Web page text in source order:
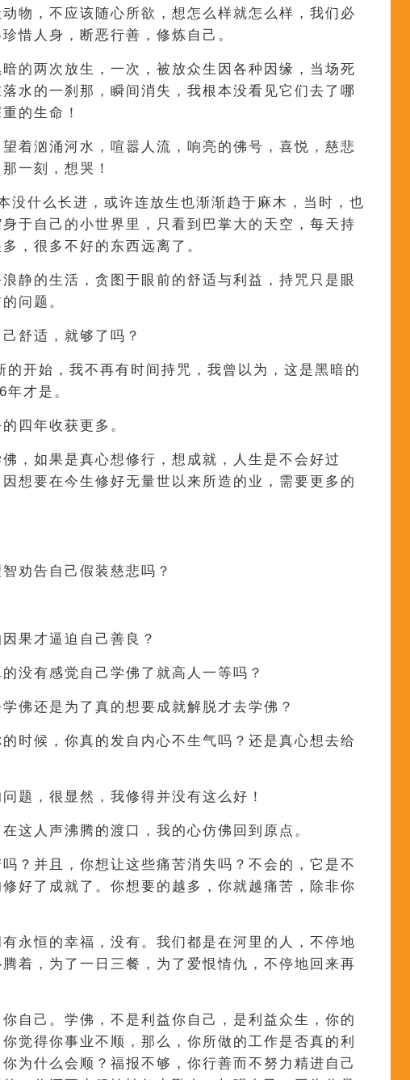
物，不应该随心所欲，想怎么样就怎么样，我们必
惜人身，断恶行善，修炼自己。
的两次放生，一次，被放众生因各种因缘，当场死
水的一刹那，瞬间消失，我根本没看见它们去了哪
的生命！
着汹涌河水，喧嚣人流，响亮的佛号，喜悦，慈悲
一刻，想哭！
没什么长进，或许连放生也渐渐趋于麻木，当时，也
于自己的小世界里，只看到巴掌大的天空，每天持
，很多不好的东西远离了。
静的生活，贪图于眼前的舒适与利益，持咒只是眼
问题。
舒适，就够了吗？
的开始，我不再有时间持咒，我曾以为，这是黑暗的
才是。
四年收获更多。
，如果是真心想修行，想成就，人生是不会好过
想要在今生修好无量世以来所造的业，需要更多的
劝告自己假装慈悲吗？
果才逼迫自己善良？
没有感觉自己学佛了就高人一等吗？
佛还是为了真的想要成就解脱才去学佛？
时候，你真的发自内心不生气吗？还是真心想去给
题，很显然，我修得并没有这么好！
这人声沸腾的渡口，我的心仿佛回到原点。
？并且，你想让这些痛苦消失吗？不会的，它是不
好了成就了。你想要的越多，你就越痛苦，除非你
永恒的幸福，没有。我们都是在河里的人，不停地
着，为了一日三餐，为了爱恨情仇，不停地回来再
自己。学佛，不是利益你自己，是利益众生，你的
觉得你事业不顺，那么，你所做的工作是否真的利
为什么会顺？福报不够，你行善而不努力精进自己